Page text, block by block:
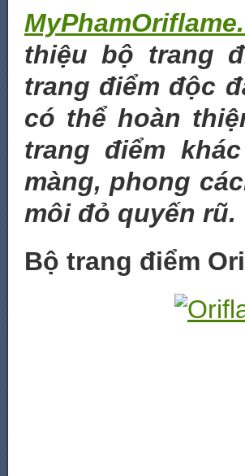
thiệu bộ trang
trang điểm độc
có thể hoàn
trang điểm
màng, phong
môi đỏ quyến rũ.
Bộ trang điểm